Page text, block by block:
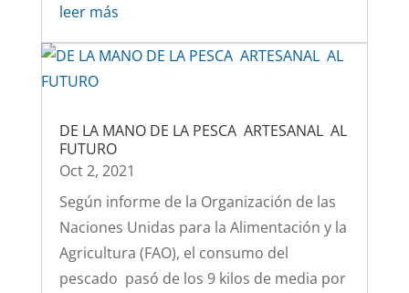
leer más
DE LA MANO DE LA PESCA ARTESANAL AL
FUTURO
Oct 2, 2021
Según informe de la Organización de las
Naciones Unidas para la Alimentación y la
Agricultura (FAO), el consumo del
pescado pasó de los 9 kilos de media por